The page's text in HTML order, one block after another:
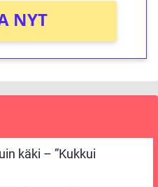
NYT
käki – ”Kukkui